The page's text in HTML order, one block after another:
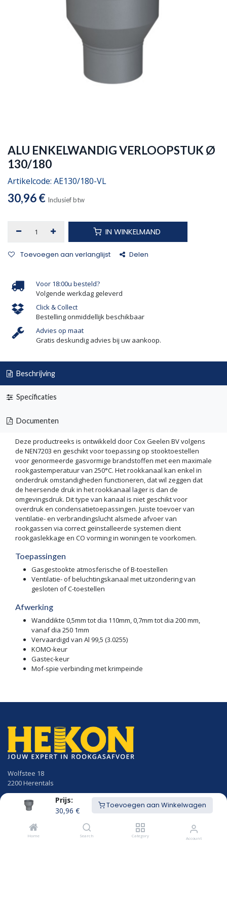
Prijs:
30,96 €
Toevoegen aan Winkelwagen
Home Search Category Account
ALU ENKELWANDIG VERLOOPSTUK Ø
130/180
Artikelcode: AE130/180-VL
30,96€ Inclusief btw
IN WINKELMAND
Toevoegen aan verlanglijst Delen
Voor 18:00u besteld?
Volgende werkdag geleverd
Click & Collect
Bestelling onmiddellijk beschikbaar
Advies op maat
Gratis deskundig advies bij uw aankoop.
Beschrijving
Specificaties
Documenten
Deze productreeks is ontwikkeld door Cox Geelen BV volgens
de NEN7203 en geschikt voor toepassing op stooktoestellen
voor genormeerde gasvormige brandstoffen met een maximale
rookgastemperatuur van 250°C. Het rookkanaal kan enkel in
onderdruk omstandigheden functioneren, dat wil zeggen dat
de heersende druk in het rookkanaal lager is dan de
omgevingsdruk. Dit type van kanaal is niet geschikt voor
overdruk en condensatietoepassingen. Juiste toevoer van
ventilatie- en verbrandingslucht alsmede afvoer van
rookgassen via correct geïnstalleerde systemen dient
rookgaslekkage en CO vorming in woningen te voorkomen.
Toepassingen
Gasgestookte atmosferische of B-toestellen
Ventilatie- of beluchtingskanaal met uitzondering van
gesloten of C-toestellen
Afwerking
Wanddikte 0,5mm tot dia 110mm, 0,7mm tot dia 200 mm,
vanaf dia 250 1mm
Vervaardigd van Al 99,5 (3.0255)
KOMO-keur
Gastec-keur
Mof-spie verbinding met krimpeinde
Wolfstee 18
2200 Herentals
014/23.50.41
info@hekon.be
BTW BE 0456.631.656